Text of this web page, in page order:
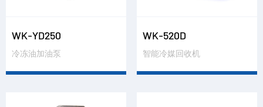
WK-YD250
冷冻油加油泵
WK-520D
智能冷媒回收机